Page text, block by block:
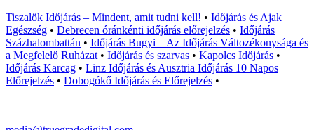
Tiszalök Időjárás – Mindent, amit tudni kell! • Időjárás és Ajak
Egészség • Debrecen óránkénti időjárás előrejelzés • Időjárás
Százhalombattán • Időjárás Bugyi – Az Időjárás Változékonysága és
a Megfelelő Ruházat • Időjárás és szarvas • Kapolcs Időjárás •
Időjárás Karcag • Linz Időjárás és Ausztria Időjárás 10 Napos
Előrejelzés • Dobogókő Időjárás és Előrejelzés •